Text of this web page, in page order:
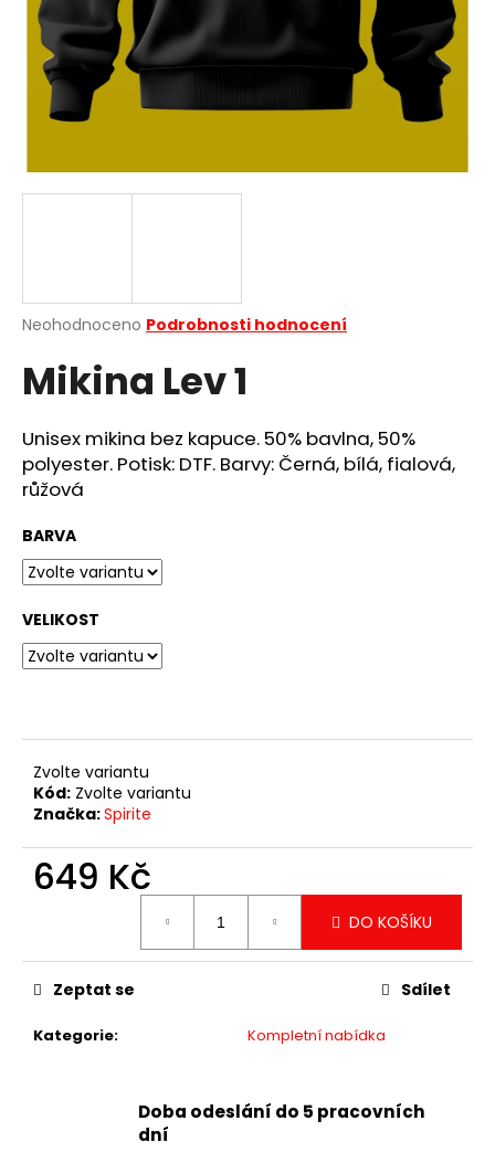
Průměrné
produktu
je
z
5
hvězdiček.
Neohodnoceno Podrobnosti hodnocení
Mikina Lev 1
Unisex mikina bez kapuce. 50% bavlna, 50%
polyester. Potisk: DTF. Barvy: Černá, bílá, fialová,
růžová
BARVA
VELIKOST
Zvolte variantu
Kód: Zvolte variantu
Značka:Spirite
649 Kč
DO KOŠÍKU
Kategorie: Kompletní nabídka
Zeptat se Sdílet
Doba odeslání do 5 pracovních
dní
a
o
p
o
r
u
č
u
j
e
m
e
349